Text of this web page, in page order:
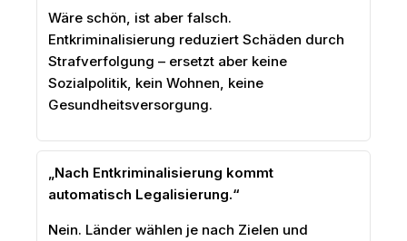
Wäre schön, ist aber falsch.
Entkriminalisierung reduziert Schäden durch
Strafverfolgung – ersetzt aber keine
Sozialpolitik, kein Wohnen, keine
Gesundheitsversorgung.
„Nach Entkriminalisierung kommt
automatisch Legalisierung.“
Nein. Länder wählen je nach Zielen und